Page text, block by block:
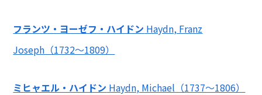
フランツ・ヨーゼフ・ハイドン Haydn, Franz
Joseph（1732～1809）
ミヒャエル・ハイドン Haydn, Michael（1737～1806）